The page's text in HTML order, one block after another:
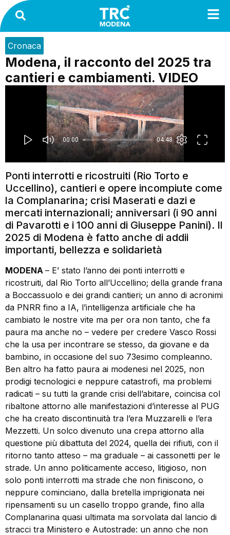
Cronaca
Modena, il racconto del 2025 tra
cantieri e cambiamenti. VIDEO
Ponti interrotti e ricostruiti (Rio Torto e
Uccellino), cantieri e opere incompiute come
la Complanarina; crisi Maserati e dazi e
mercati internazionali; anniversari (i 90 anni
di Pavarotti e i 100 anni di Giuseppe Panini). Il
2025 di Modena è fatto anche di addii
importanti, bellezza e solidarietà
MODENA – E’ stato l’anno dei ponti interrotti e
ricostruiti, dal Rio Torto all’Uccellino; della grande frana
a Boccassuolo e dei grandi cantieri; un anno di acronimi
da PNRR fino a IA, l’intelligenza artificiale che ha
cambiato le nostre vite ma per ora non tanto, che fa
paura ma anche no – vedere per credere Vasco Rossi
che la usa per incontrare se stesso, da giovane e da
bambino, in occasione del suo 73esimo compleanno.
Ben altro ha fatto paura ai modenesi nel 2025, non
prodigi tecnologici e neppure catastrofi, ma problemi
radicati – su tutti la grande crisi dell’abitare, coincisa col
ribaltone attorno alle manifestazioni d’interesse al PUG
che ha creato discontinuità tra l’era Muzzarelli e l’era
Mezzetti. Un solco divenuto una crepa attorno alla
questione più dibattuta del 2024, quella dei rifiuti, con il
ritorno tanto atteso – ma graduale – ai cassonetti per le
strade. Un anno politicamente acceso, litigioso, non
solo ponti interrotti ma strade che non finiscono, o
neppure cominciano, dalla bretella imprigionata nei
ripensamenti su un casello troppo grande, fino alla
Complanarina quasi ultimata ma sorvolata dal lancio di
stracci tra Ministero e Autostrade: un anno che non